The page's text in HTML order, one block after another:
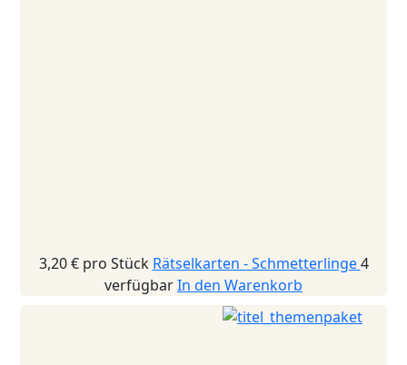
3,20 € pro Stück Rätselkarten - Schmetterlinge4
verfügbarIn den Warenkorb